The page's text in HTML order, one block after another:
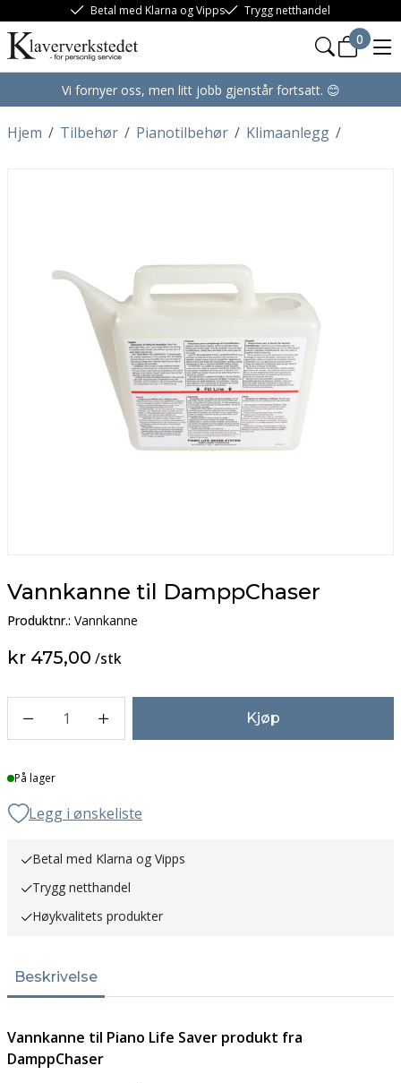
Betal med Klarna og Vipps Trygg netthandel
0
Vi fornyer oss, men litt jobb gjenstår fortsatt. 😊
/
Hjem /
Tilbehør /
Pianotilbehør /
Klimaanlegg
Vannkanne til DamppChaser
Produktnr.: Vannkanne
kr 475,00 /stk
1 Kjøp
Lager
På lager
Legg i ønskeliste
Betal med Klarna og Vipps
Trygg netthandel
Høykvalitets produkter
Beskrivelse
Vannkanne til Piano Life Saver produkt fra
DamppChaser